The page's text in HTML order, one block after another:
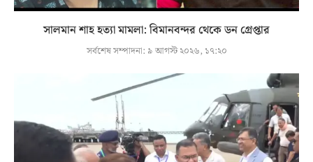
সালমান শাহ হত্যা মামলা: বিমানবন্দর থেকে ডন গ্রেপ্তার
সর্বশেষ সম্পাদনা: ৯ আগস্ট ২০২৬, ১৭:২০